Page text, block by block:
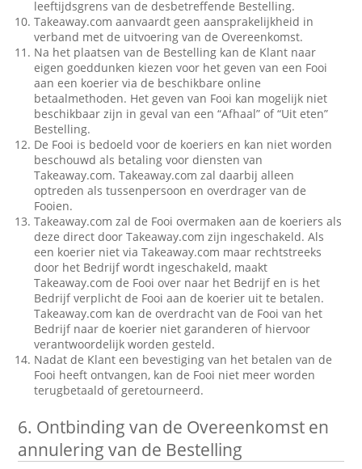
leeftijdsgrens van de desbetreffende Bestelling.
Takeaway.com aanvaardt geen aansprakelijkheid in
verband met de uitvoering van de Overeenkomst.
Na het plaatsen van de Bestelling kan de Klant naar
eigen goeddunken kiezen voor het geven van een Fooi
aan een koerier via de beschikbare online
betaalmethoden. Het geven van Fooi kan mogelijk niet
beschikbaar zijn in geval van een “Afhaal” of “Uit eten”
Bestelling.
De Fooi is bedoeld voor de koeriers en kan niet worden
beschouwd als betaling voor diensten van
Takeaway.com. Takeaway.com zal daarbij alleen
optreden als tussenpersoon en overdrager van de
Fooien.
Takeaway.com zal de Fooi overmaken aan de koeriers als
deze direct door Takeaway.com zijn ingeschakeld. Als
een koerier niet via Takeaway.com maar rechtstreeks
door het Bedrijf wordt ingeschakeld, maakt
Takeaway.com de Fooi over naar het Bedrijf en is het
Bedrijf verplicht de Fooi aan de koerier uit te betalen.
Takeaway.com kan de overdracht van de Fooi van het
Bedrijf naar de koerier niet garanderen of hiervoor
verantwoordelijk worden gesteld.
Nadat de Klant een bevestiging van het betalen van de
Fooi heeft ontvangen, kan de Fooi niet meer worden
terugbetaald of geretourneerd.
6. Ontbinding van de Overeenkomst en
annulering van de Bestelling